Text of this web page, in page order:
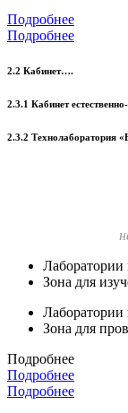
Подробнее
Подробнее
2.2 Кабинет….
2.3.1 Кабинет
2.3.2 Технолаборатория
Зона для
Зона для
Подробнее
Подробнее
Подробнее